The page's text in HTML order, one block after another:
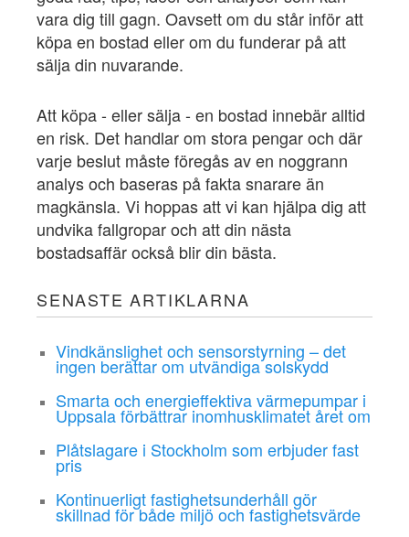
vara dig till gagn. Oavsett om du står inför att
köpa en bostad eller om du funderar på att
sälja din nuvarande.
Att köpa - eller sälja - en bostad innebär alltid
en risk. Det handlar om stora pengar och där
varje beslut måste föregås av en noggrann
analys och baseras på fakta snarare än
magkänsla. Vi hoppas att vi kan hjälpa dig att
undvika fallgropar och att din nästa
bostadsaffär också blir din bästa.
SENASTE ARTIKLARNA
Vindkänslighet och sensorstyrning – det
ingen berättar om utvändiga solskydd
Smarta och energieffektiva värmepumpar i
Uppsala förbättrar inomhusklimatet året om
Plåtslagare i Stockholm som erbjuder fast
pris
Kontinuerligt fastighetsunderhåll gör
skillnad för både miljö och fastighetsvärde